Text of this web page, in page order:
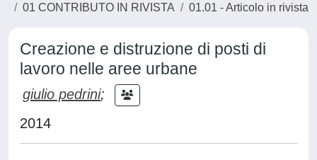
01 CONTRIBUTO IN RIVISTA
01.01 - Articolo in rivista
Creazione e distruzione di posti di
lavoro nelle aree urbane
giulio pedrini;
2014